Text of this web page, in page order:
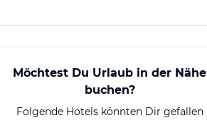
Möchtest Du Urlaub in der Nähe
buchen?
Folgende Hotels könnten Dir gefallen